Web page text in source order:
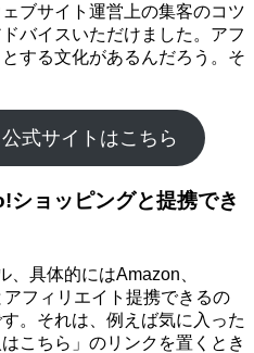
ブサイト運営上の集客のコツ
バイスいただけました。アフ
する文化があるんだろう。そ
式サイトはこちら
ョッピングと提携でき
具体的にはAmazon、
フィリエイト提携できるの
。それは、例えば気に入った
こちら」のリンクを置くとき